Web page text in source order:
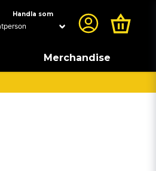
Handla som
Merchandise